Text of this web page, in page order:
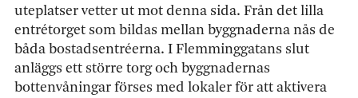
uteplatser vetter ut mot denna sida. Från det lilla
entrétorget som bildas mellan byggnaderna nås de
båda bostadsentréerna. I Flemminggatans slut
anläggs ett större torg och byggnadernas
bottenvåningar förses med lokaler för att aktivera